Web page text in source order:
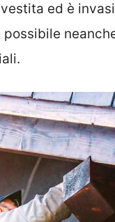
ed è